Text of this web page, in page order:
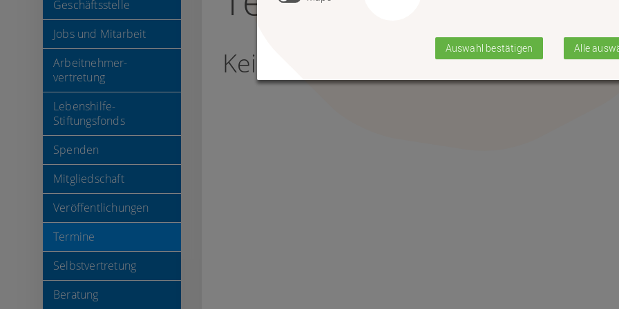
Geschäftsstelle
Jobs und Mitarbeit
Arbeitnehmer-
vertretung
Lebenshilfe-
Stiftungsfonds
Spenden
Mitgliedschaft
Veröffentlichungen
Termine
Selbstvertretung
Beratung
Keine Termine vorhanden
Auswahl bestätigen Alle